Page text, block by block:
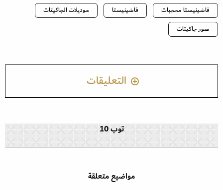
فاشينيستا محجبات
فاشينيستا
موديلات الجاكيتات
صور جاكيتات
التعليقات
توب 10
مواضيع متعلقة